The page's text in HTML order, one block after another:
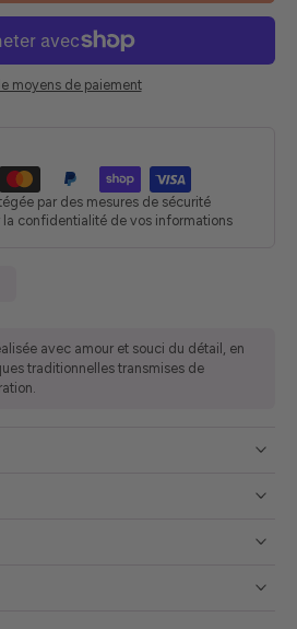
moyens de paiement
par des mesures de sécurité
la confidentialité de vos informations
avec amour et souci du détail, en
traditionnelles transmises de